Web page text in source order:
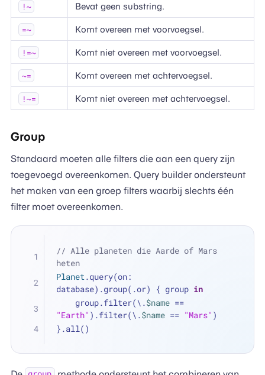
!~ Bevat geen substring.
=~ Komt overeen met voorvoegsel.
!=~ Komt niet overeen met voorvoegsel.
~= Komt overeen met achtervoegsel.
!~= Komt niet overeen met achtervoegsel.
Group
Standaard moeten alle filters die aan een query zijn
toegevoegd overeenkomen. Query builder ondersteunt
het maken van een groep filters waarbij slechts één
filter moet overeenkomen.
// Alle planeten die Aarde of Mars
heten
Planet .query(on:
database).group(.or) { group in
    group.filter(\.
$name ==
"Earth" ).filter(\.$name == "Mars" )
}.all()